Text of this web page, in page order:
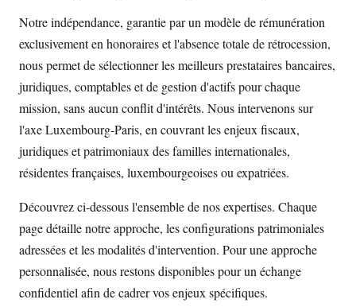
Notre indépendance, garantie par un modèle de rémunération
exclusivement en honoraires et l'absence totale de rétrocession,
nous permet de sélectionner les meilleurs prestataires bancaires,
juridiques, comptables et de gestion d'actifs pour chaque
mission, sans aucun conflit d'intérêts. Nous intervenons sur
l'axe Luxembourg-Paris, en couvrant les enjeux fiscaux,
juridiques et patrimoniaux des familles internationales,
résidentes françaises, luxembourgeoises ou expatriées.
Découvrez ci-dessous l'ensemble de nos expertises. Chaque
page détaille notre approche, les configurations patrimoniales
adressées et les modalités d'intervention. Pour une approche
personnalisée, nous restons disponibles pour un échange
confidentiel afin de cadrer vos enjeux spécifiques.